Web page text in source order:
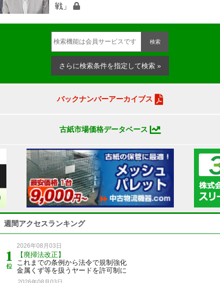
戦」
検索
さらに検索条件を指定して検索 »
バックナンバーアーカイブス
古紙市場価格データベース
週間アクセスランキング
2026年08月03日
【廃掃法改正】
これまでの条例から法令で規制強化
金属くず等を扱うヤードを許可制に